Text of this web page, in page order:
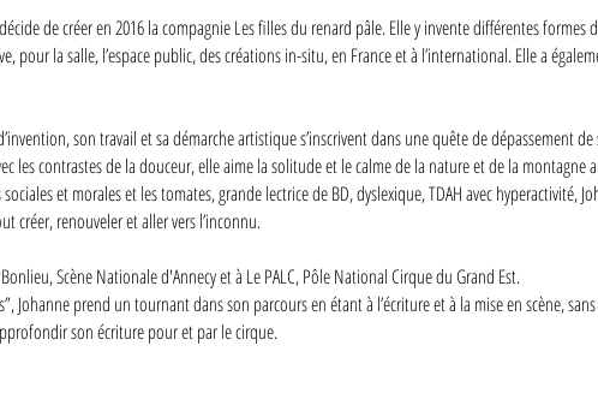
de créer en 2016 la compagnie Les filles du renard pâle. Elle y invente différentes formes
pour la salle, l’espace public, des créations in-situ, en France et à l’international. Elle a
son travail et sa démarche artistique s’inscrivent dans une quête de dépassement
les contrastes de la douceur, elle aime la solitude et le calme de la nature et de la montagne
et morales et les tomates, grande lectrice de BD, dyslexique, TDAH avec hyperactivité,
créer, renouveler et aller vers l’inconnu.
Scène Nationale d'Annecy et à Le PALC, Pôle National Cirque du Grand Est.
Johanne prend un tournant dans son parcours en étant à l’écriture et à la mise en scène,
son écriture pour et par le cirque.